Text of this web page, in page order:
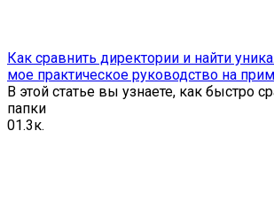
Как сравнить директории и найти
мое практическое руководство на
В этой статье вы узнаете, как быстро
папки
01.3к.